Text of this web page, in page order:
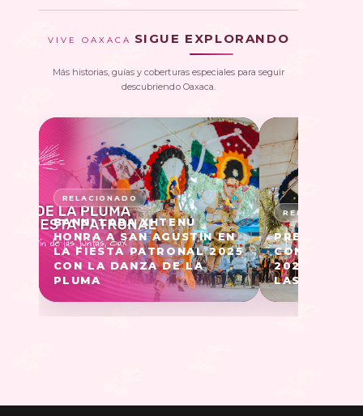
VIVE OAXACA SIGUE EXPLORANDO
Más historias, guías y coberturas especiales para seguir
descubriendo Oaxaca.
BANNI LABA XHTENÚ
HONRA A SAN AGUSTÍN EN
LA FIESTA PATRONAL 2025
CON LA DANZA DE LA
PLUMA
PRESENTAN
CONQUISTA
2024 EN
LAS